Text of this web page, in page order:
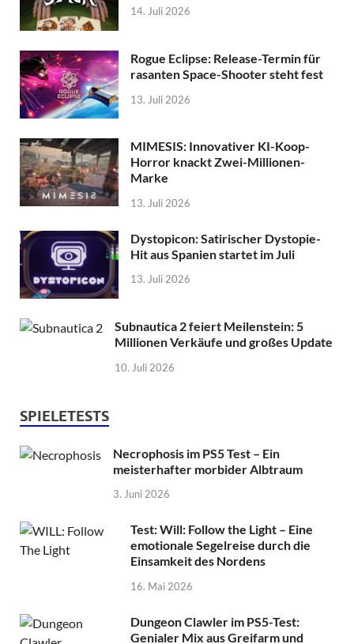
14. Juli 2026
Rogue Eclipse: Release-Termin für
rasanten Space-Shooter steht fest
13. Juli 2026
MIMESIS: Innovativer KI-Koop-
Horror knackt Zwei-Millionen-
Marke
13. Juli 2026
Dystopicon: Satirischer Dystopie-
Hit aus Spanien startet im Juli
13. Juli 2026
Subnautica 2 feiert Meilenstein: 5
Millionen Verkäufe und großes Update
10. Juli 2026
SPIELETESTS
Necrophosis im PS5 Test – Ein
meisterhafter morbider Albtraum
3. Juni 2026
Test: Will: Follow the Light – Eine
emotionale Segelreise durch die
Einsamkeit des Nordens
16. Mai 2026
Dungeon Clawler im PS5-Test:
Genialer Mix aus Greifarm und